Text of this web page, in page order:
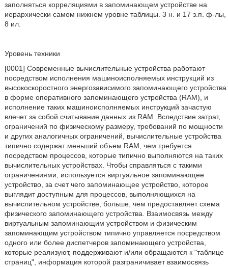
заполняться корреляциями в запоминающем устройстве на
иерархически самом нижнем уровне таблицы. 3 н. и 17 з.п. ф-лы,
8 ил.
Уровень техники
[0001] Современные вычислительные устройства работают
посредством исполнения машиноисполняемых инструкций из
высокоскоростного энергозависимого запоминающего устройства
в форме оперативного запоминающего устройства (RAM), и
исполнение таких машиноисполняемых инструкций зачастую
влечет за собой считывание данных из RAM. Вследствие затрат,
ограничений по физическому размеру, требований по мощности
и других аналогичных ограничений, вычислительные устройства
типично содержат меньший объем RAM, чем требуется
посредством процессов, которые типично выполняются на таких
вычислительных устройствах. Чтобы справляться с такими
ограничениями, используется виртуальное запоминающее
устройство, за счет чего запоминающее устройство, которое
выглядит доступным для процессов, выполняющихся на
вычислительном устройстве, больше, чем предоставляет схема
физического запоминающего устройства. Взаимосвязь между
виртуальным запоминающим устройством и физическим
запоминающим устройством типично управляется посредством
одного или более диспетчеров запоминающего устройства,
которые реализуют, поддерживают и/или обращаются к "таблице
страниц", информация которой разграничивает взаимосвязь